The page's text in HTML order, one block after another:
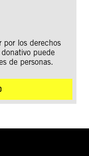
por los derechos
puede
de personas.